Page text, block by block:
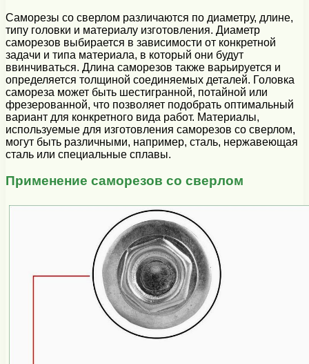
Саморезы со сверлом различаются по диаметру, длине,
типу головки и материалу изготовления. Диаметр
саморезов выбирается в зависимости от конкретной
задачи и типа материала, в который они будут
ввинчиваться. Длина саморезов также варьируется и
определяется толщиной соединяемых деталей. Головка
самореза может быть шестигранной, потайной или
фрезерованной, что позволяет подобрать оптимальный
вариант для конкретного вида работ. Материалы,
используемые для изготовления саморезов со сверлом,
могут быть различными, например, сталь, нержавеющая
сталь или специальные сплавы.
Применение саморезов со сверлом